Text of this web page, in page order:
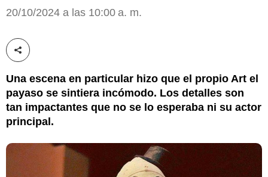
20/10/2024 a las 10:00 a. m.
Compartir esta noticia
Una escena en particular hizo que el propio Art el
payaso se sintiera incómodo. Los detalles son
tan impactantes que no se lo esperaba ni su actor
principal.